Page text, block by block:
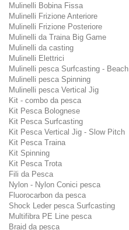
Mulinelli Bobina Fissa
Mulinelli Frizione Anteriore
Mulinelli Frizione Posteriore
Mulinelli da Traina Big Game
Mulinelli da casting
Mulinelli Elettrici
Mulinelli pesca Surfcasting - Beach
Mulinelli pesca Spinning
Mulinelli pesca Vertical Jig
Kit - combo da pesca
Kit Pesca Bolognese
Kit Pesca Surfcasting
Kit Pesca Vertical Jig - Slow Pitch
Kit Pesca Traina
Kit Spinning
Kit Pesca Trota
Fili da Pesca
Nylon - Nylon Conici pesca
Fluorocarbon da pesca
Shock Leder pesca Surfcasting
Multifibra PE Line pesca
Braid da pesca